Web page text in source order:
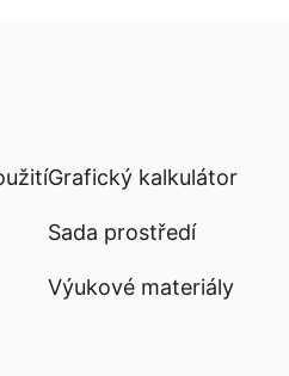
Grafický kalkulátor
Sada prostředí
Výukové materiály